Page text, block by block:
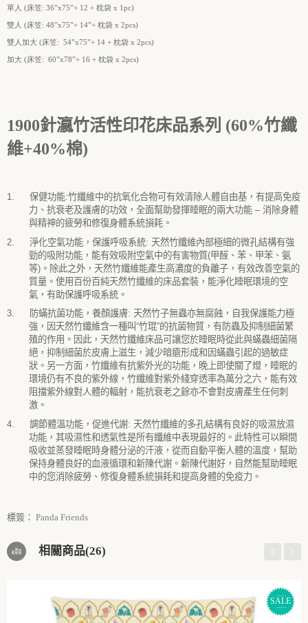
單人 (床笠: 36”x75”+ 12 + 枕袋 x 1pc)
雙人 (床笠: 48”x75”+ 14”+ 枕袋 x 2pcs)
雙人加大 (床笠: 54”x75”+ 14 + 枕袋 x 2pcs)
加大 (床笠: 60”x78”+ 16 + 枕袋 x 2pcs)
1900針瀛竹活性印花床品系列 (60%竹纖
維+40%棉)
1. 保健功能:竹纖維中的抗氧化合物可有效清除人體自由基，有提高免疫
力、抗衰老及護膚的功效，全面幫助發揮睡眠的兩大功能 – 消除身體
與精神的疲勞和修復身體系統損耗。
2.
淨化空氣功能，保護呼吸系統: 天然竹纖維內部極細的微孔結構有強
勁的吸附功能，能有效吸附空氣中的有害物質(甲醛、苯、甲苯、氨
等) 。除此之外，天然竹纖維能產生高濃度的負離子，有效改善空氣的
質量。使用百份百純天然竹纖維的床品套裝，能淨化睡眠環境的空
氣，有助保護呼吸系統。
3.
防蟎抗菌功能，養顏護膚: 天然竹子無蟲亦無腐蝕，自我保護能力極
強，因天然竹纖維含一種叫“竹琨”的抗菌物質，有防蟲及抑制細菌繁
殖的作用。因此，天然竹纖維床品可讓您於睡眠時從此與蟎蟲細菌隔
絕，抑制細菌於皮膚上滋生，減少暗瘡形成和因蟎蟲引起的過敏症
狀。另一方面，竹纖維有抗紫外光的功能，晚上即使關了燈，睡眠的
環境仍有不良的紫外線，竹纖維對紫外綫穿透率為萬分之六，能有效
阻擋紫外線對人體的輻射，能抗衰老之餘亦不會對皮膚產生任何刺
激。
4.
調節體溫功能，促進代謝: 天然竹纖維的多孔結構有良好的吸濕放濕
功能，其吸濕性和透氣性是所有纖維中表現最好的。此特性可以瞬間
吸收並蒸發睡眠時身體分泌的汗液，從而自動平衡人體的溫度，幫助
保持身體良好的血液循環和新陳代謝。新陳代謝好，自然能幫助睡眠
中的您消除疲勞、修復身體系統損耗和提高身體的免疫力。
標簽： Panda Friends
相關商品(26)
SALE